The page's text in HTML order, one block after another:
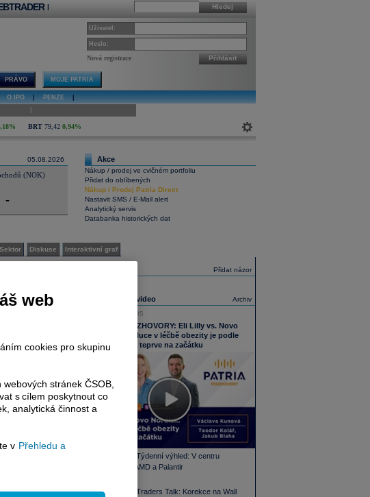
Hledej
|
Uživatel:
Heslo:
Nová registrace Přihlásit
PRÁVO MOJE PATRIA
O IPO PENZE
BRT 79,42 0,94%
05.08.2026
(NOK)
-
Akce
Nákup / prodej ve cvičném portfoliu
Přidat do oblíbených
Nákup/ Prodej Patria Direct
Nastavit SMS / E-Mail alert
Analytický servis
Databanka historických dat
Sektor Diskuse Interaktivní graf
Přidat názor
Archiv
Nejnovější video
05.08.2026 16:05
PODCAST ROZHOVORY: Eli Lilly vs. Novo
Nordisk. Revoluce v léčbě obezity je podle
MUDr. Kunové teprve na začátku
PODCAST Týdenní výhled: V centru
pozornosti AMD a Palantir
PODCAST Traders Talk: Korekce na Wall
web
cookies pro skupinu
stránek ČSOB,
s cílem poskytnout co
analytická činnost a
v Přehledu a